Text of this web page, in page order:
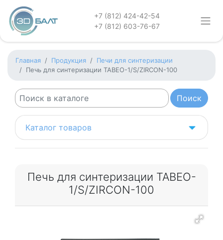
+7 (812) 424-42-54
+7 (812) 603-76-67
Главная Продукция
Печи для синтеризации
Печь для синтеризации TABEO-1/S/ZIRСON-100
Каталог товаров
Печь для синтеризации TABEO-
1/S/ZIRСON-100